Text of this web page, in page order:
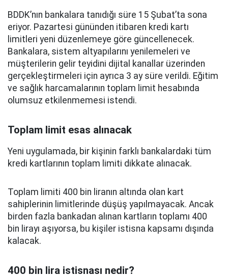
BDDK’nın bankalara tanıdığı süre 15 Şubat’ta sona
eriyor. Pazartesi gününden itibaren kredi kartı
limitleri yeni düzenlemeye göre güncellenecek.
Bankalara, sistem altyapılarını yenilemeleri ve
müşterilerin gelir teyidini dijital kanallar üzerinden
gerçekleştirmeleri için ayrıca 3 ay süre verildi. Eğitim
ve sağlık harcamalarının toplam limit hesabında
olumsuz etkilenmemesi istendi.
Toplam limit esas alınacak
Yeni uygulamada, bir kişinin farklı bankalardaki tüm
kredi kartlarının toplam limiti dikkate alınacak.
Toplam limiti 400 bin liranın altında olan kart
sahiplerinin limitlerinde düşüş yapılmayacak. Ancak
birden fazla bankadan alınan kartların toplamı 400
bin lirayı aşıyorsa, bu kişiler istisna kapsamı dışında
kalacak.
400 bin lira istisnası nedir?